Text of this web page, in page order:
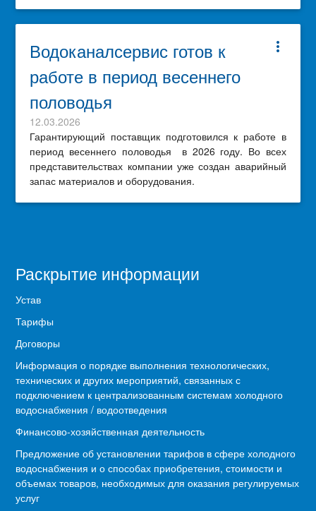
more_vert
Водоканалсервис готов к
работе в период весеннего
половодья
12.03.2026
Гарантирующий поставщик подготовился к работе в
период весеннего половодья в 2026 году. Во всех
представительствах компании уже создан аварийный
запас материалов и оборудования.
Раскрытие информации
Устав
Тарифы
Договоры
Информация о порядке выполнения технологических,
технических и других мероприятий, связанных с
подключением к централизованным системам холодного
водоснабжения / водоотведения
Финансово-хозяйственная деятельность
Предложение об установлении тарифов в сфере холодного
водоснабжения и о способах приобретения, стоимости и
объемах товаров, необходимых для оказания регулируемых
услуг